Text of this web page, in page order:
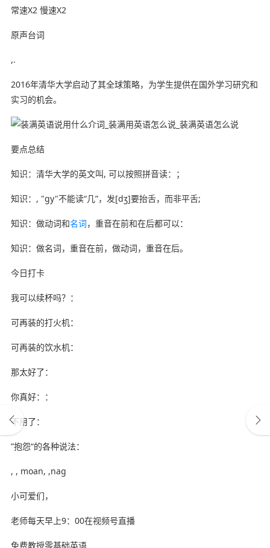
常速X2 慢速X2
原声台词
,.
2016年清华大学启动了其全球策略，为学生提供在国外学习研究和
实习的机会。
要点总结
知识：清华大学的英文叫, 可以按照拼音读：；
知识：, "gy"不能读“几”，发[dʒ]要抬舌，而非平舌;
知识：做动词和名词，重音在前和在后都可以：
知识：做名词，重音在前，做动词，重音在后。
今日打卡‍‍
我可以续杯吗？：
可再装的打火机：
可再装的饮水机：
那太好了：
你真好：：
不用了：
”抱怨“的各种说法：
, , moan, ,nag
小可爱们，
老师每天早上9：00在视频号直播
免费教授零基础英语